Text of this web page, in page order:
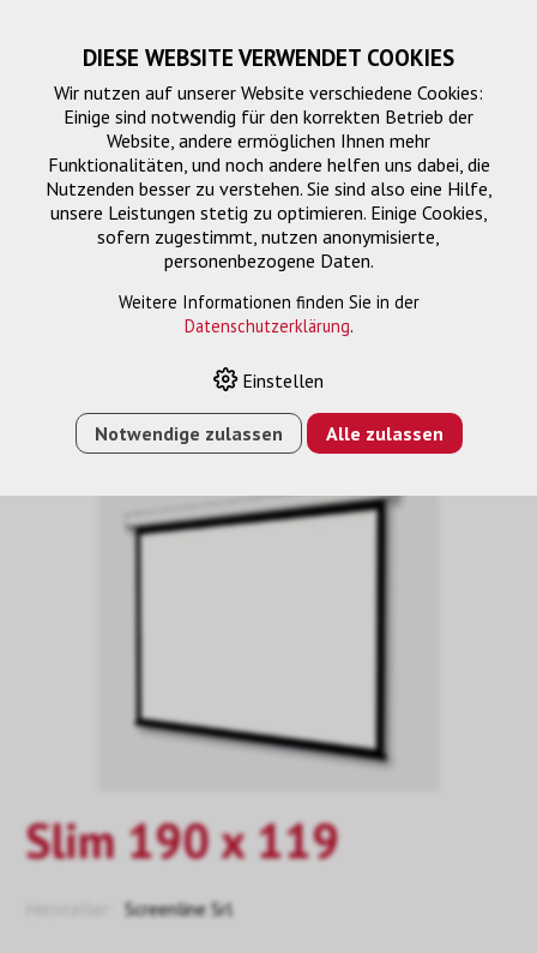
Projektionsflächen
PROJEKTION
SLIM 190 X 119
Slim 190 x 119
Screenline Srl
DIESE WEBSITE VERWENDET COOKIES
Wir nutzen auf unserer Website verschiedene Cookies:
Einige sind notwendig für den korrekten Betrieb der
Website, andere ermöglichen Ihnen mehr
Funktionalitäten, und noch andere helfen uns dabei, die
Nutzenden besser zu verstehen. Sie sind also eine Hilfe,
unsere Leistungen stetig zu optimieren. Einige Cookies,
sofern zugestimmt, nutzen anonymisierte,
personenbezogene Daten.
Weitere Informationen finden Sie in der
Datenschutzerklärung.
Einstellen
Notwendige zulassen Alle zulassen